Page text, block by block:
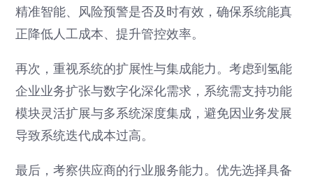
精准智能、风险预警是否及时有效，确保系统能真
正降低人工成本、提升管控效率。
再次，重视系统的扩展性与集成能力。考虑到氢能
企业业务扩张与数字化深化需求，系统需支持功能
模块灵活扩展与多系统深度集成，避免因业务发展
导致系统迭代成本过高。
最后，考察供应商的行业服务能力。优先选择具备